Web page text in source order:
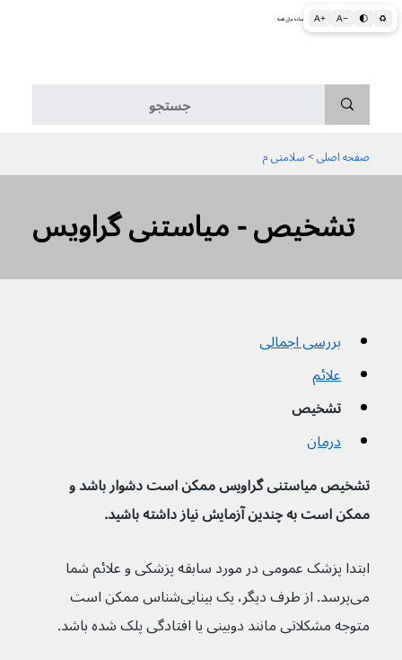
A+ A− 🌓 ♻ اطلاعات پزشکی و بهداشتی به زبان ساده برای همه
صفحه اصلی > سلامتی م
تشخیص - میاستنی گراویس
بررسی اجمالی
علائم
تشخیص
درمان
تشخیص میاستنی گراویس ممکن است دشوار باشد و
ممکن است به چندین آزمایش نیاز داشته باشید.
ابتدا پزشک عمومی در مورد سابقه پزشکی و علائم شما
می‌پرسد. از طرف دیگر، یک بینایی‌شناس ممکن است
متوجه مشکلاتی مانند دوبینی یا افتادگی پلک شده باشد.